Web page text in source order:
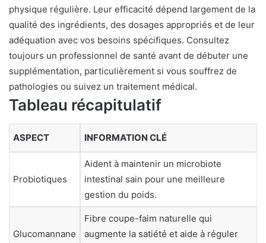
physique régulière. Leur efficacité dépend largement de la
qualité des ingrédients, des dosages appropriés et de leur
adéquation avec vos besoins spécifiques. Consultez
toujours un professionnel de santé avant de débuter une
supplémentation, particulièrement si vous souffrez de
pathologies ou suivez un traitement médical.
Tableau récapitulatif
ASPECT INFORMATION CLÉ
Probiotiques
Aident à maintenir un microbiote
intestinal sain pour une meilleure
gestion du poids.
Glucomannane
Fibre coupe-faim naturelle qui
augmente la satiété et aide à réguler